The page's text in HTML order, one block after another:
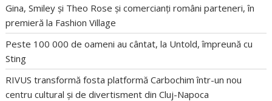
Gina, Smiley și Theo Rose și comercianți români parteneri, în
premieră la Fashion Village
Peste 100 000 de oameni au cântat, la Untold, împreună cu
Sting
RIVUS transformă fosta platformă Carbochim într-un nou
centru cultural și de divertisment din Cluj-Napoca